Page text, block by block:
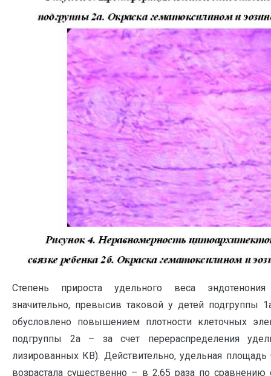
Степень прироста удельного веса
значительно, превысив таковой у детей подгруппы
обусловлено повышением плотности клеточных
подгруппы 2а – за счет перераспределения
лизированных КВ). Действительно, удельная
возрастала существенно – в 2,65 раза по сравнению